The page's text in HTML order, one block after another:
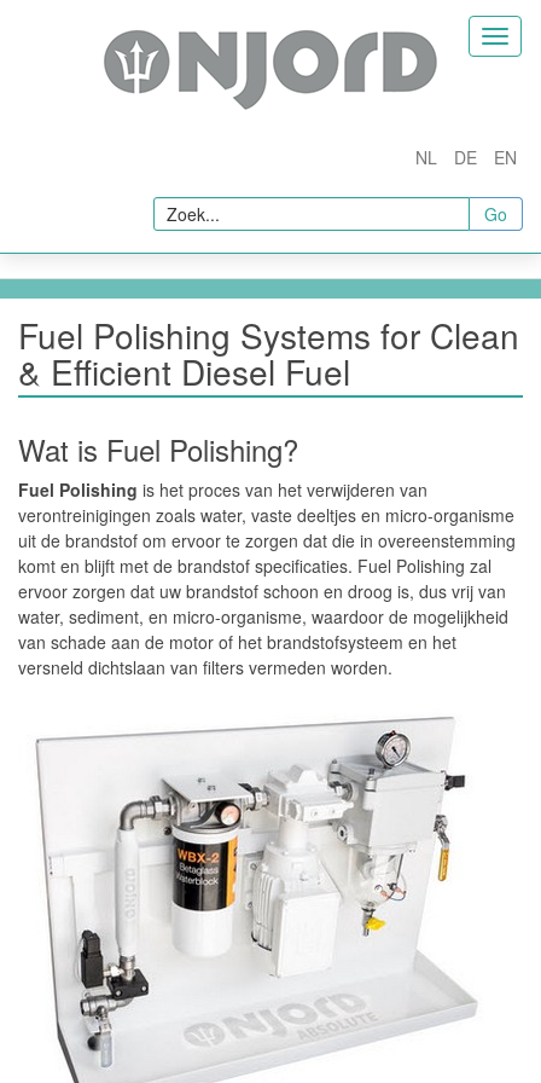
NL DE EN
Go
Fuel Polishing Systems for Clean
& Efficient Diesel Fuel
Wat is Fuel Polishing?
Fuel Polishing is het proces van het verwijderen van
verontreinigingen zoals water, vaste deeltjes en micro-organisme
uit de brandstof om ervoor te zorgen dat die in overeenstemming
komt en blijft met de brandstof specificaties. Fuel Polishing zal
ervoor zorgen dat uw brandstof schoon en droog is, dus vrij van
water, sediment, en micro-organisme, waardoor de mogelijkheid
van schade aan de motor of het brandstofsysteem en het
versneld dichtslaan van filters vermeden worden.
Njord Fuel Conditioners
Brandstoffilters en Separatoren
Njord Hi-Performance Brandstofadditieven
In-Line Brandstofkwaliteitsmeting
Monsternamesets
Brandstof Tests
Accessoires
Overige
Njord Diesel Polishing Systemen
Njord Mobiele Polishing Systemen
Njord Converteerbare Polishing Systemen
Njord Filtratiecontainers
Njord Filtratieskids
Njord Zelfreinigende Tanks
Njord Draagbare Mobiele Polishing Systemen
Installatie van Brandstofsystemen en Tanks